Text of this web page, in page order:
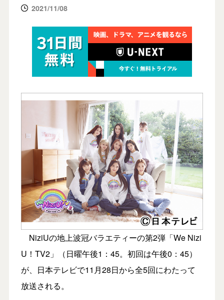
2021/11/08
NiziUの地上波冠バラエティーの第2弾「We Nizi
U！TV2」（日曜午後1：45。初回は午後0：45）
が、日本テレビで11月28日から全5回にわたって
放送される。